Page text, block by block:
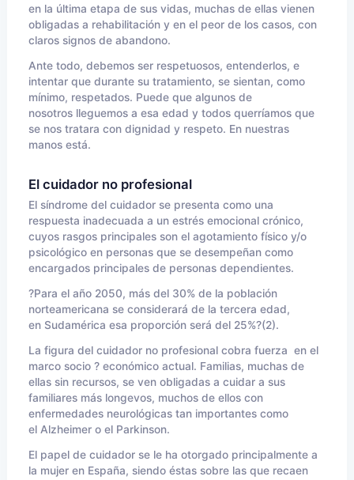
en la última etapa de sus vidas, muchas de ellas vienen
obligadas a rehabilitación y en el peor de los casos, con
claros signos de abandono.
Ante todo, debemos ser respetuosos, entenderlos, e
intentar que durante su tratamiento, se sientan, como
mínimo, respetados. Puede que algunos de
nosotros lleguemos a esa edad y todos querríamos que
se nos tratara con dignidad y respeto. En nuestras
manos está.
El cuidador no profesional
El síndrome del cuidador se presenta como una
respuesta inadecuada a un estrés emocional crónico,
cuyos rasgos principales son el agotamiento físico y/o
psicológico en personas que se desempeñan como
encargados principales de personas dependientes.
?Para el año 2050, más del 30% de la población
norteamericana se considerará de la tercera edad,
en Sudamérica esa proporción será del 25%?(2).
La figura del cuidador no profesional cobra fuerza en el
marco socio ? económico actual. Familias, muchas de
ellas sin recursos, se ven obligadas a cuidar a sus
familiares más longevos, muchos de ellos con
enfermedades neurológicas tan importantes como
el Alzheimer o el Parkinson.
El papel de cuidador se le ha otorgado principalmente a
la mujer en España, siendo éstas sobre las que recaen